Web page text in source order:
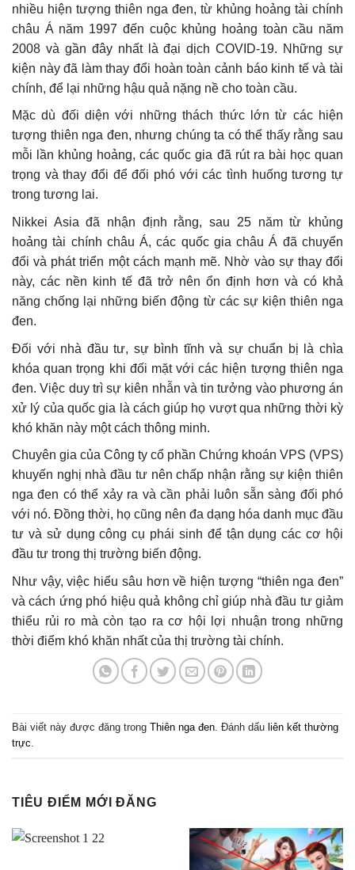
nhiều hiện tượng thiên nga đen, từ khủng hoảng tài chính
châu Á năm 1997 đến cuộc khủng hoảng toàn cầu năm
2008 và gần đây nhất là đại dịch COVID-19. Những sự
kiện này đã làm thay đổi hoàn toàn cảnh báo kinh tế và tài
chính, để lại những hậu quả nặng nề cho toàn cầu.
Mặc dù đối diện với những thách thức lớn từ các hiện
tượng thiên nga đen, nhưng chúng ta có thể thấy rằng sau
mỗi lần khủng hoảng, các quốc gia đã rút ra bài học quan
trọng và thay đổi để đối phó với các tình huống tương tự
trong tương lai.
Nikkei Asia đã nhận định rằng, sau 25 năm từ khủng
hoảng tài chính châu Á, các quốc gia châu Á đã chuyển
đổi và phát triển một cách mạnh mẽ. Nhờ vào sự thay đổi
này, các nền kinh tế đã trở nên ổn định hơn và có khả
năng chống lại những biến động từ các sự kiện thiên nga
đen.
Đối với nhà đầu tư, sự bình tĩnh và sự chuẩn bị là chìa
khóa quan trọng khi đối mặt với các hiện tượng thiên nga
đen. Việc duy trì sự kiên nhẫn và tin tưởng vào phương án
xử lý của quốc gia là cách giúp họ vượt qua những thời kỳ
khó khăn này một cách thông minh.
Chuyên gia của Công ty cổ phần Chứng khoán VPS (VPS)
khuyến nghị nhà đầu tư nên chấp nhận rằng sự kiện thiên
nga đen có thể xảy ra và cần phải luôn sẵn sàng đối phó
với nó. Đồng thời, họ cũng nên đa dạng hóa danh mục đầu
tư và sử dụng công cụ phái sinh để tận dụng các cơ hội
đầu tư trong thị trường biến động.
Như vậy, việc hiểu sâu hơn về hiện tượng “thiên nga đen”
và cách ứng phó hiệu quả không chỉ giúp nhà đầu tư giảm
thiểu rủi ro mà còn tạo ra cơ hội lợi nhuận trong những
thời điểm khó khăn nhất của thị trường tài chính.
Bài viết này được đăng trong Thiên nga đen . Đánh dấu liên kết thường
trực
TIÊU ĐIỂM MỚI ĐĂNG